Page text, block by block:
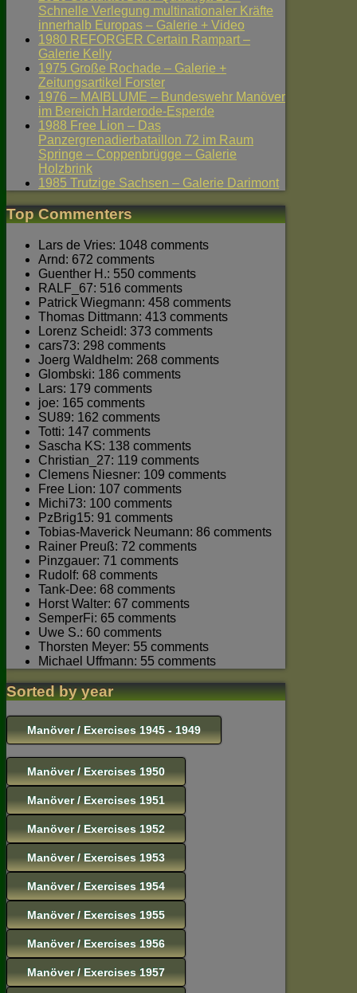
Schnelle Verlegung multinationaler Kräfte
innerhalb Europas – Galerie + Video
1980 REFORGER Certain Rampart –
Galerie Kelly
1975 Große Rochade – Galerie +
Zeitungsartikel Forster
1976 – MAIBLUME – Bundeswehr Manöver
im Bereich Harderode-Esperde
1988 Free Lion – Das
Panzergrenadierbataillon 72 im Raum
Springe – Coppenbrügge – Galerie
Holzbrink
1985 Trutzige Sachsen – Galerie Darimont
Top Commenters
Lars de Vries: 1048 comments
Arnd: 672 comments
Guenther H.: 550 comments
RALF_67: 516 comments
Patrick Wiegmann: 458 comments
Thomas Dittmann: 413 comments
Lorenz Scheidl: 373 comments
cars73: 298 comments
Joerg Waldhelm: 268 comments
Glombski: 186 comments
Lars: 179 comments
joe: 165 comments
SU89: 162 comments
Totti: 147 comments
Sascha KS: 138 comments
Christian_27: 119 comments
Clemens Niesner: 109 comments
Free Lion: 107 comments
Michi73: 100 comments
PzBrig15: 91 comments
Tobias-Maverick Neumann: 86 comments
Rainer Preuß: 72 comments
Pinzgauer: 71 comments
Rudolf: 68 comments
Tank-Dee: 68 comments
Horst Walter: 67 comments
SemperFi: 65 comments
Uwe S.: 60 comments
Thorsten Meyer: 55 comments
Michael Uffmann: 55 comments
Sorted by year
Manöver / Exercises 1945 - 1949
Manöver / Exercises 1950
Manöver / Exercises 1951
Manöver / Exercises 1952
Manöver / Exercises 1953
Manöver / Exercises 1954
Manöver / Exercises 1955
Manöver / Exercises 1956
Manöver / Exercises 1957